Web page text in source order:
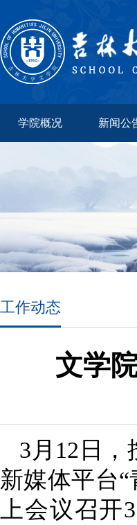
学院概况 新闻公
工作动态
文学
3 月 12 日
新媒体平台
上会议召